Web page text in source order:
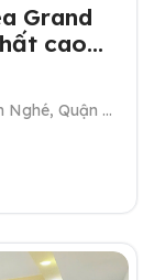
Grand
cao
Nghé, Quận 1,